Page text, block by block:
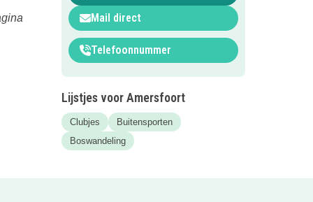
Mail direct
Telefoonnummer
Lijstjes voor Amersfoort
Clubjes
Buitensporten
Boswandeling